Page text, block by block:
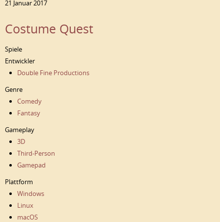
21 Januar 2017
Costume Quest
Spiele
Entwickler
Double Fine Productions
Genre
Comedy
Fantasy
Gameplay
3D
Third-Person
Gamepad
Plattform
Windows
Linux
macOS